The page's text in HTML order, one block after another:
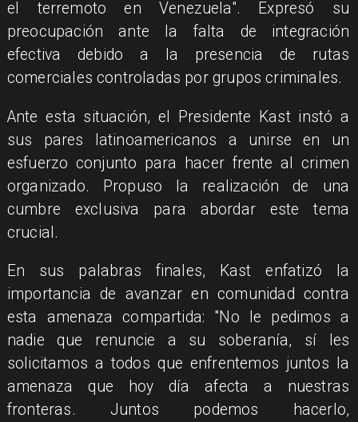
el terremoto en Venezuela". Expresó su
preocupación ante la falta de integración
efectiva debido a la presencia de rutas
comerciales controladas por grupos criminales.
Ante esta situación, el Presidente Kast instó a
sus pares latinoamericanos a unirse en un
esfuerzo conjunto para hacer frente al crimen
organizado. Propuso la realización de una
cumbre exclusiva para abordar este tema
crucial.
En sus palabras finales, Kast enfatizó la
importancia de avanzar en comunidad contra
esta amenaza compartida: "No le pedimos a
nadie que renuncie a su soberanía, sí les
solicitamos a todos que enfrentemos juntos la
amenaza que hoy día afecta a nuestras
fronteras. Juntos podemos hacerlo,